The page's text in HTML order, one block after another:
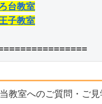
台教室
子教室
当教室へのご質問・ご